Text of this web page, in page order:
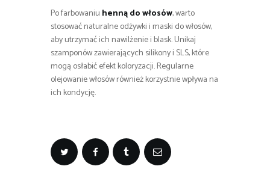
Po farbowaniu henną do włosów, warto
stosować naturalne odżywki i maski do włosów,
aby utrzymać ich nawilżenie i blask. Unikaj
szamponów zawierających silikony i SLS, które
mogą osłabić efekt koloryzacji. Regularne
olejowanie włosów również korzystnie wpływa na
ich kondycję.